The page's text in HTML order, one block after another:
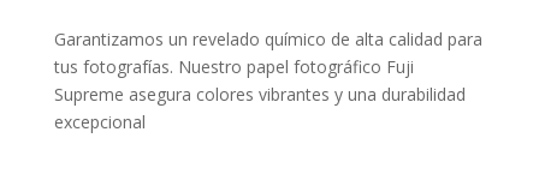
Garantizamos un revelado químico de alta calidad para
tus fotografías. Nuestro papel fotográfico Fuji
Supreme asegura colores vibrantes y una durabilidad
excepcional